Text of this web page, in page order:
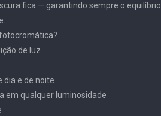
fica — garantindo sempre o equilíbrio
de luz
dia e de noite
em qualquer luminosidade